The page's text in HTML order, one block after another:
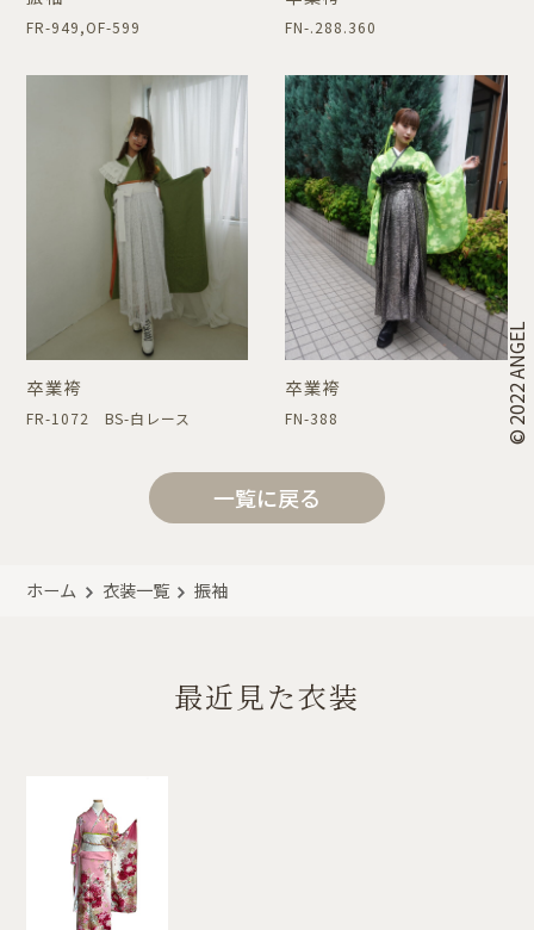
FR-949,OF-599 FN-.288.360
卒業袴
FR-1072 BS-白レース
卒業袴
FN-388
一覧に戻る
ホーム 衣装一覧 振袖
最近見た衣装
© 2022 ANGEL